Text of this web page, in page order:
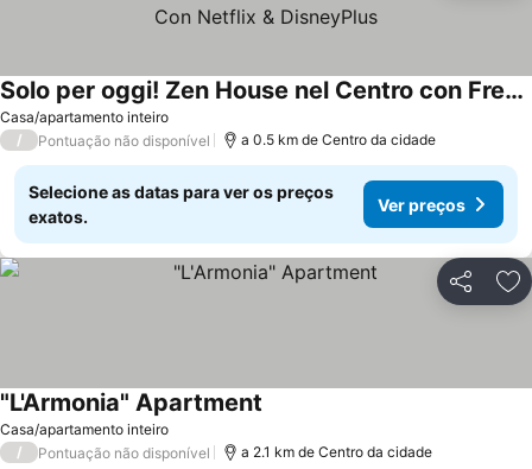
Casa/apartamento inteiro
Solo per oggi! Zen House nel Centro con Free Parking e Check-In 24 7 - Vicino alla Stazione del Treno e dei Bus - Con Netflix & DisneyPlus
/ Pontuação não disponível a 0.5 km de Centro da cidade
Selecione as datas para ver os preços
exatos.
Ver preços
Partilhar
Casa/apartamento inteiro
"L'Armonia" Apartment
/ Pontuação não disponível a 2.1 km de Centro da cidade